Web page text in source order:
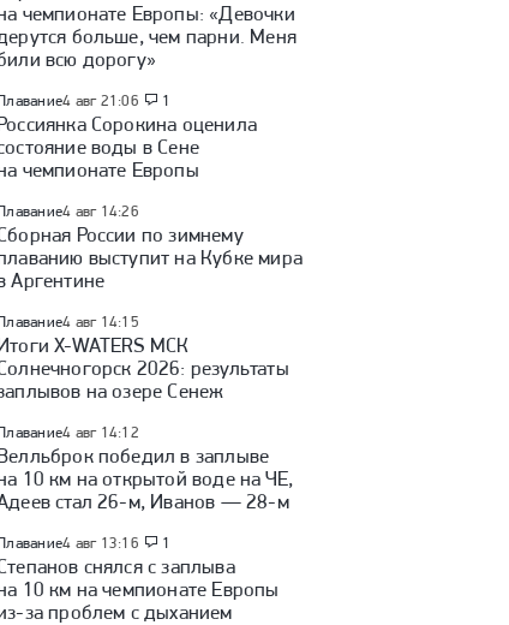
— «Оренбург»:
видеообзор
«Факел» — «Динамо»
(Москва): Кубок России,
видеообзор матча
чемпионате Европы: «Девочки
больше, чем парни. Меня
всю дорогу»
4 авг 21:06 1
Сорокина оценила
воды в Сене
чемпионате Европы
4 авг 14:26
России по зимнему
выступит на Кубке мира
Аргентине
4 авг 14:15
X-WATERS МСК
2026: результаты
на озере Сенеж
4 авг 14:12
победил в заплыве
10 км на открытой воде на ЧЕ,
стал 26-м, Иванов — 28-м
4 авг 13:16 1
снялся с заплыва
10 км на чемпионате Европы
за проблем с дыханием